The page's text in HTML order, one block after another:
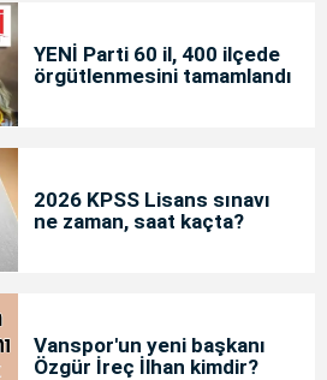
YENİ Parti 60 il, 400 ilçede
örgütlenmesini tamamlandı
2026 KPSS Lisans sınavı
ne zaman, saat kaçta?
Vanspor'un yeni başkanı
Özgür İreç İlhan kimdir?